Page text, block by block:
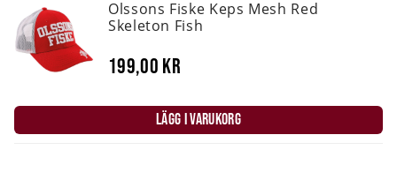
Olssons Fiske Keps Mesh Red
Skeleton Fish
199,00 kr
LÄGG I VARUKORG